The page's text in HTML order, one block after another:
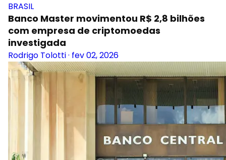
BRASIL
Banco Master movimentou R$ 2,8 bilhões
com empresa de criptomoedas
investigada
Rodrigo Tolotti· fev 02, 2026